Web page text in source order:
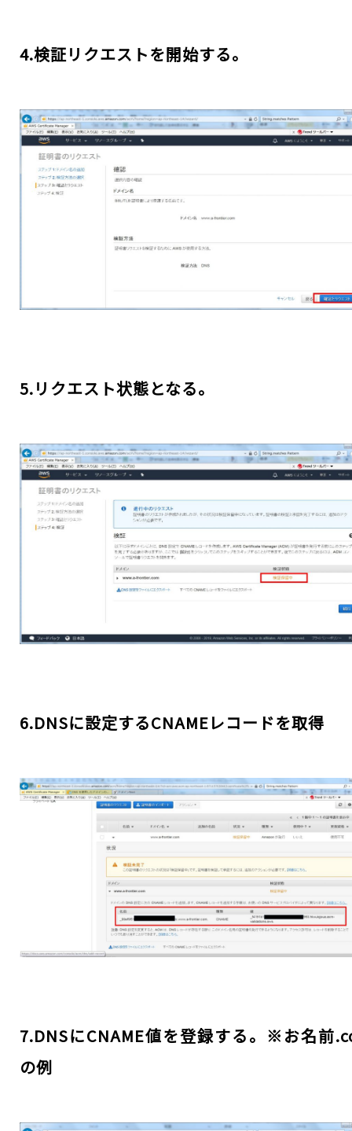
4.検証リクエストを開始する。
5.リクエスト状態となる。
6.DNSに設定するCNAMEレコードを取得
7.DNSにCNAME値を登録する。※お名前
の例